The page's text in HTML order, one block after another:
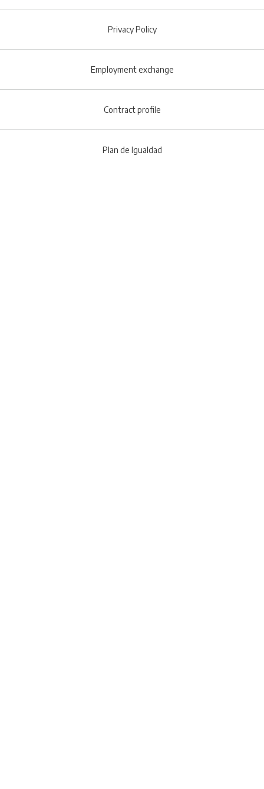
Privacy Policy
Employment exchange
Contract profile
Plan de Igualdad